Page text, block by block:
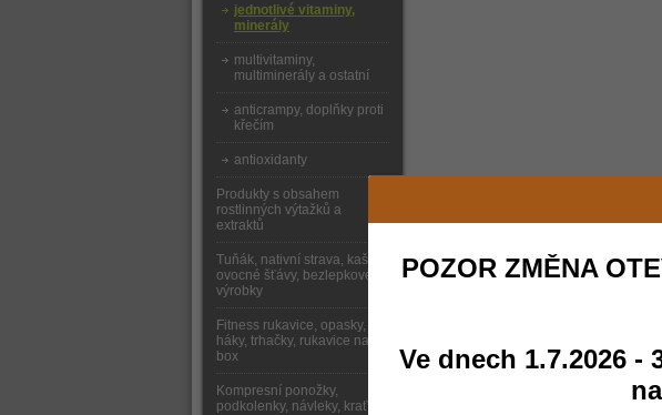
jednotlivé vitaminy,
minerály
multivitaminy,
multiminerály a ostatní
anticrampy, doplňky proti
křečím
antioxidanty
Produkty s obsahem
rostlinných výtažků a
extraktů
Tuňák, nativní strava, kaše,
ovocné šťávy, bezlepkové
výrobky
Fitness rukavice, opasky,
háky, trhačky, rukavice na
box
Kompresní ponožky,
podkolenky, návleky, kraťasy
POZOR ZMĚNA
Ve dnech 1.7.2026